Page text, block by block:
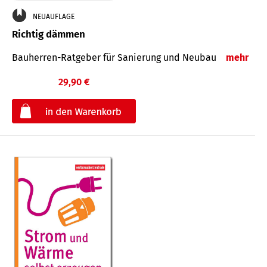
NEUAUFLAGE
Richtig dämmen
Bauherren-Ratgeber für Sanierung und Neubau mehr
29,90 €